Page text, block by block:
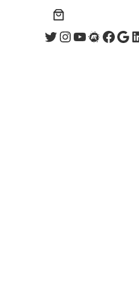
Twitter Instagram YouTube Meetup Facebook Google LinkedIn